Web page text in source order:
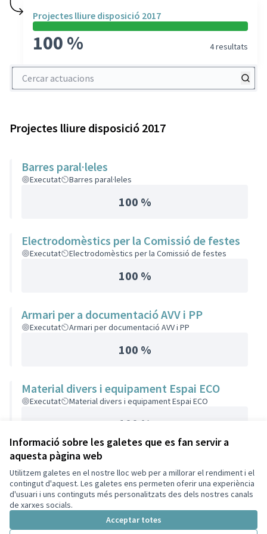
Informació sobre les galetes que es fan servir a
aquesta pàgina web
Utilitzem galetes en el nostre lloc web per a millorar el rendiment i el
contingut d'aquest. Les galetes ens permeten oferir una experiència
d'usuari i uns continguts més personalitzats des dels nostres canals
de xarxes socials.
Acceptar totes
Projectes lliure disposició 2017
100 % 4 resultats
Cercar actuacions
Projectes lliure disposició 2017
Barres paral·leles
Executat Barres paral·leles
100 %
Electrodomèstics per la Comissió de festes
Executat Electrodomèstics per la Comissió de festes
100 %
Armari per a documentació AVV i PP
Executat Armari per documentació AVV i PP
100 %
Material divers i equipament Espai ECO
Executat Material divers i equipament Espai ECO
100 %